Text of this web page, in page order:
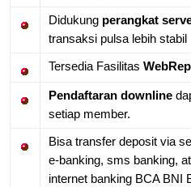
Didukung perangkat
transaksi pulsa lebih stabil
Tersedia Fasilitas
Pendaftaran downline
setiap member.
Bisa transfer deposit via
e-banking, sms banking,
internet banking BCA BNI